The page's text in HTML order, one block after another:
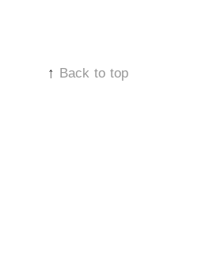
↑ Back to top